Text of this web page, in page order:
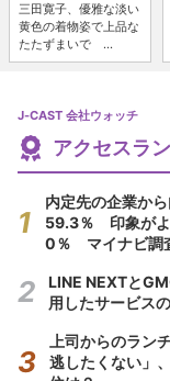
三田寛子、優雅な淡い
黄色の着物姿で上品な
たたずまいで ...
J-CAST 会社ウォッチ
アクセスラ
内定先の企業か
59.3％ 印象がよ
0％ マイナビ調
LINE NEXTと
用したサービス
上司からのラ
逃したくない」